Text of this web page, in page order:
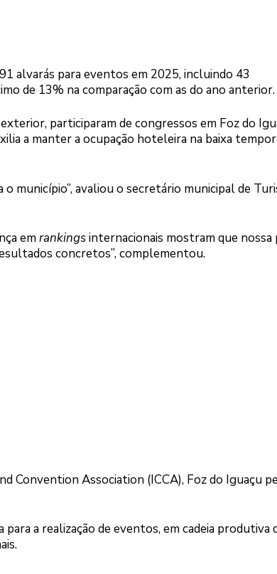
alvarás para eventos em 2025, incluindo 43
de 13% na comparação com as do ano anterior.
participaram de congressos em Foz do
a manter a ocupação hoteleira na baixa
município”, avaliou o secretário municipal de
emrankingsinternacionais mostram que
concretos”, complementou.
Convention Association (ICCA), Foz do Iguaçu
a realização de eventos, em cadeia produtiva